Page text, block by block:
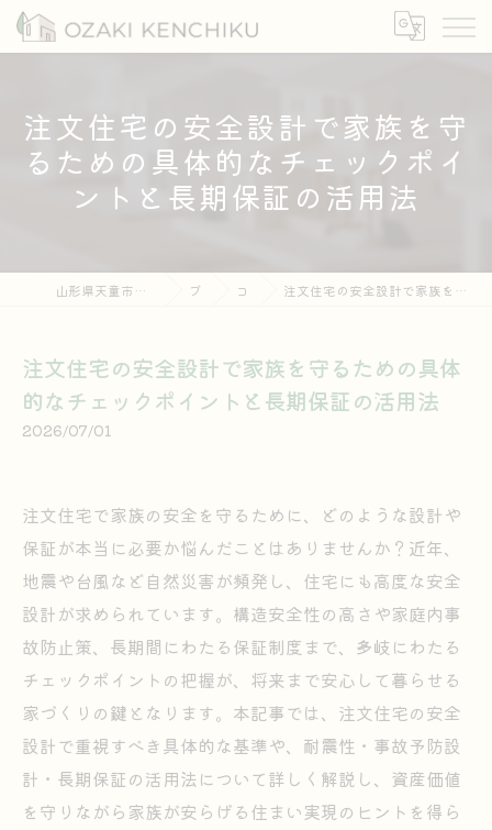
注文住宅の安全設計で家族を守
るための具体的なチェックポイ
ントと長期保証の活用法
山形県天童市の注文住宅なら有限会社尾崎建築 ブログ コラム 注文住宅の安全設計で家族を守るための具体的なチェックポイントと長期保証の活用法
注文住宅の安全設計で家族を守るための具体
的なチェックポイントと長期保証の活用法
2026/07/01
注文住宅で家族の安全を守るために、どのような設計や
保証が本当に必要か悩んだことはありませんか？近年、
地震や台風など自然災害が頻発し、住宅にも高度な安全
設計が求められています。構造安全性の高さや家庭内事
故防止策、長期間にわたる保証制度まで、多岐にわたる
チェックポイントの把握が、将来まで安心して暮らせる
家づくりの鍵となります。本記事では、注文住宅の安全
設計で重視すべき具体的な基準や、耐震性・事故予防設
計・長期保証の活用法について詳しく解説し、資産価値
を守りながら家族が安らげる住まい実現のヒントを得ら